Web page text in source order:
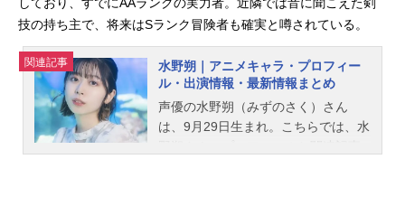
技の持ち主で、将来はSランク冒険者も確実と噂されている。
関連記事
水野朔｜アニメキャラ・プロフィー
ル・出演情報・最新情報まとめ
声優の水野朔（みずのさく）さん
は、9月29日生まれ。こちらでは、水